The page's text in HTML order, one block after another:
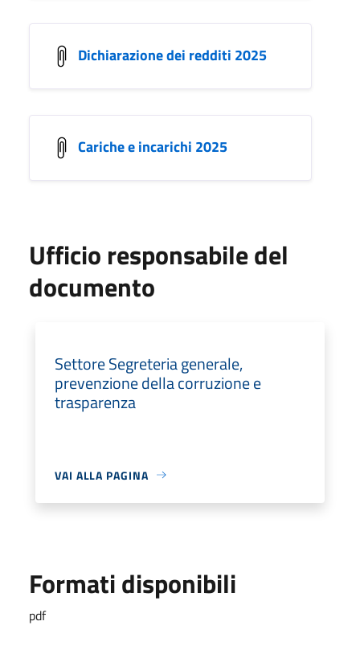
Dichiarazione dei redditi 2025
Cariche e incarichi 2025
Ufficio responsabile del
documento
Settore Segreteria generale,
prevenzione della corruzione e
trasparenza
VAI ALLA PAGINA
Formati disponibili
pdf